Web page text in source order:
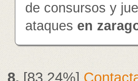
de consursos y
ataques en
8.[83.24%]